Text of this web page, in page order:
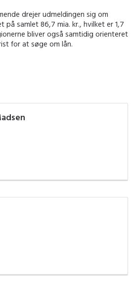
drejer udmeldingen sig om
samlet 86,7 mia. kr., hvilket er 1,7
bliver også samtidig orienteret
for at søge om lån.